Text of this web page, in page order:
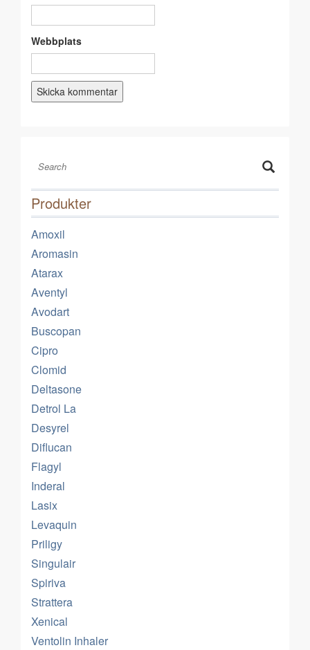
Webbplats
Produkter
Amoxil
Aromasin
Atarax
Aventyl
Avodart
Buscopan
Cipro
Clomid
Deltasone
Detrol La
Desyrel
Diflucan
Flagyl
Inderal
Lasix
Levaquin
Priligy
Singulair
Spiriva
Strattera
Xenical
Ventolin Inhaler